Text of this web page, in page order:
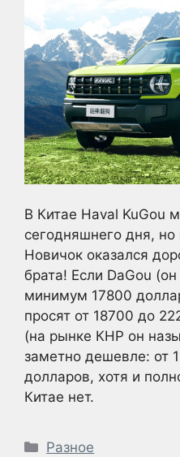
В Китае Haval KuGou
сегодняшнего дня,
Новичок оказался
брата! Если DaGou
минимум 17800
просят от 18700 до
(на рынке КНР он
заметно дешевле: от
долларов, хотя и
Китае нет.
Рубрики
Разное